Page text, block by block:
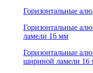
Горизонтальные
Горизонтальные
ламели 16 мм
Горизонтальные
шириной ламели 16